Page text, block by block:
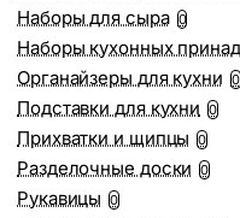
Наборы для сыра 0
Наборы кухонных
Органайзеры для кухни 0
Подставки для кухни 0
Прихватки и щипцы 0
Разделочные доски 0
Рукавицы 0